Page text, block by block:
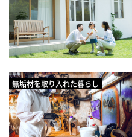
無垢材を取り入れた暮らし